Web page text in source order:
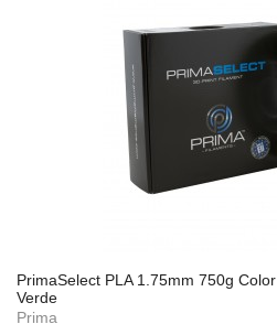
PrimaSelect PLA 1.75mm 750g Color
Verde
Prima